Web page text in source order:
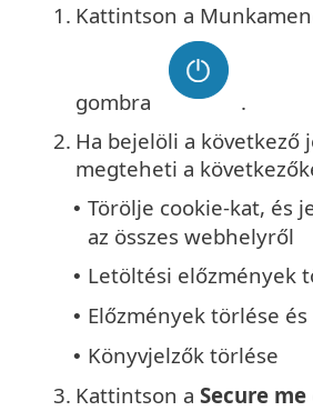
1. Kattintson a
gombra
.
2. Ha bejelöli a következő
megteheti a
• Törölje cookie-kat, és
az összes webhelyről
• Letöltési előzmények
• Előzmények törlése és
• Könyvjelzők törlése
3. Kattintson a Secure me